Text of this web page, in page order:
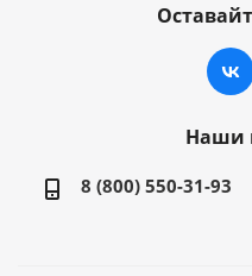
Наши
8 (800) 550-31-93